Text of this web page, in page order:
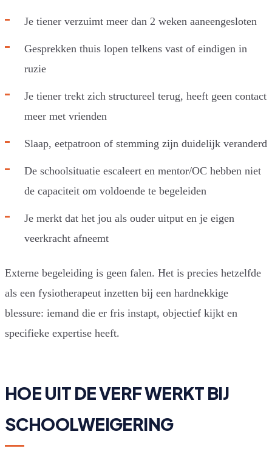
Je tiener verzuimt meer dan 2 weken aaneengesloten
Gesprekken thuis lopen telkens vast of eindigen in
ruzie
Je tiener trekt zich structureel terug, heeft geen contact
meer met vrienden
Slaap, eetpatroon of stemming zijn duidelijk veranderd
De schoolsituatie escaleert en mentor/OC hebben niet
de capaciteit om voldoende te begeleiden
Je merkt dat het jou als ouder uitput en je eigen
veerkracht afneemt
Externe begeleiding is geen falen. Het is precies hetzelfde
als een fysiotherapeut inzetten bij een hardnekkige
blessure: iemand die er fris instapt, objectief kijkt en
specifieke expertise heeft.
HOE UIT DE VERF WERKT BIJ
SCHOOLWEIGERING